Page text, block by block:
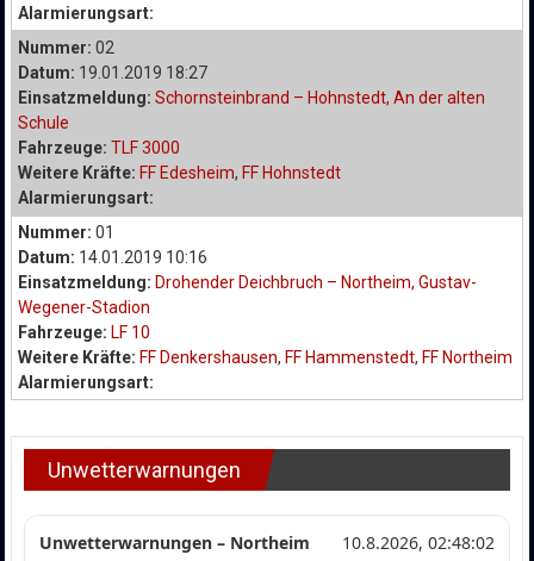
Alarmierungsart:
Nummer: 02
Datum: 19.01.2019 18:27
Einsatzmeldung: Schornsteinbrand – Hohnstedt, An der alten
Schule
Fahrzeuge: TLF 3000
Weitere Kräfte: FF Edesheim, FF Hohnstedt
Alarmierungsart:
Nummer: 01
Datum: 14.01.2019 10:16
Einsatzmeldung: Drohender Deichbruch – Northeim, Gustav-
Wegener-Stadion
Fahrzeuge: LF 10
Weitere Kräfte: FF Denkershausen, FF Hammenstedt, FF Northeim
Alarmierungsart:
Unwetterwarnungen
Unwetterwarnungen – Northeim 10.8.2026, 02:48:02